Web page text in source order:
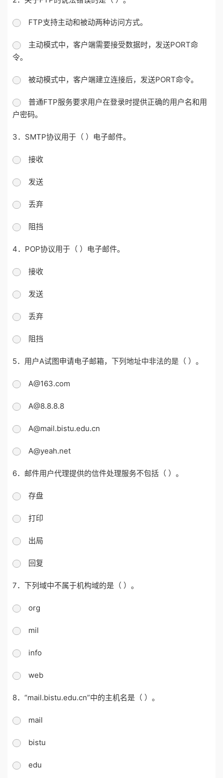
FTP支持主动和被动两种访问方式。
主动模式中，客户端需要接受数据时，发送PORT命
令。
被动模式中，客户端建立连接后，发送PORT命令。
普通FTP服务要求用户在登录时提供正确的用户名和用
户密码。
3．SMTP协议用于（ ）电子邮件。
接收
发送
丢弃
阻挡
4．POP协议用于（ ）电子邮件。
接收
发送
丢弃
阻挡
5．用户A试图申请电子邮箱，下列地址中非法的是（ ）。
A@163.com
A@8.8.8.8
A@mail.bistu.edu.cn
A@yeah.net
6．邮件用户代理提供的信件处理服务不包括（ ）。
存盘
打印
出局
回复
7．下列域中不属于机构域的是（ ）。
org
mil
info
web
8．“mail.bistu.edu.cn”中的主机名是（ ）。
mail
bistu
edu